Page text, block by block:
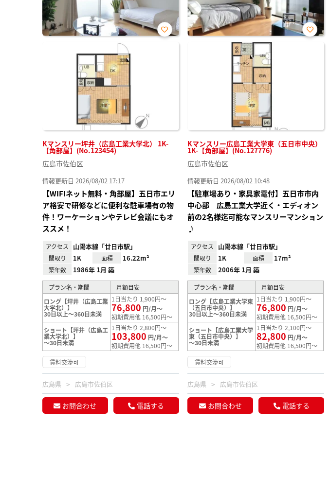
Kマンスリー坪井（広島工業大学北） 1K-
【角部屋】(No.123454)
お気
広島市佐伯区
情報更新日 2026/08/02 17:17
【WIFIネット無料・角部屋】五日市エリ
ア格安で研修などに便利な駐車場有の物
件！ワーケーションやテレビ会議にもオ
ススメ！
アクセス 山陽本線「廿日市駅」
間取り 1K 面積 16.22m²
築年数 1986年 1月 築
プラン名・期間
月額目安
ロング【坪井（広島工業
大学北）】
30日以上～360日未満
1日当たり 1,900円～
76,800 円/月～
初期費用他 16,500円～
ショート【坪井（広島工
業大学北）】
～30日未満
1日当たり 2,800円～
103,800 円/月～
初期費用他 16,500円～
賃料交渉可
広島県 広島市佐伯区
お問合わせ 電話する
Kマンスリー広島工業大学東（五日市中央）
1K-【角部屋】(No.127776)
お気
広島市佐伯区
情報更新日 2026/08/02 10:48
【駐車場あり・家具家電付】五日市市内
中心部 広島工業大学近く・エディオン
前の2名様迄可能なマンスリーマンション
♪
アクセス 山陽本線「廿日市駅」
間取り 1K 面積 17m²
築年数 2006年 1月 築
プラン名・期間
月額目安
ロング【広島工業大学東
（五日市中央）】
30日以上～360日未満
1日当たり 1,900円～
76,800 円/月～
初期費用他 16,500円～
ショート【広島工業大学
東（五日市中央）】
～30日未満
1日当たり 2,100円～
82,800 円/月～
初期費用他 16,500円～
賃料交渉可
広島県 広島市佐伯区
お問合わせ 電話する